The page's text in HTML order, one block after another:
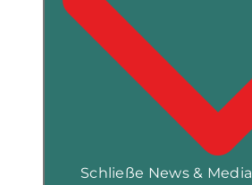
Schließe News & Media